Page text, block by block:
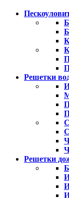
Решетки
Решетки